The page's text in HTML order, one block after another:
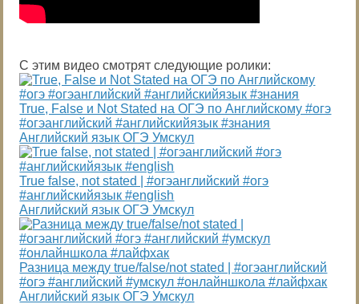
С этим видео смотрят следующие ролики:
True, False и Not Stated на ОГЭ по Английскому #огэ
#огэанглийский #английскийязык #знания
Английский язык ОГЭ Умскул
True false, not stated | #огэанглийский #огэ
#английскийязык #english
Английский язык ОГЭ Умскул
Разница между true/false/not stated | #огэанглийский
#огэ #английский #умскул #онлайншкола #лайфхак
Английский язык ОГЭ Умскул